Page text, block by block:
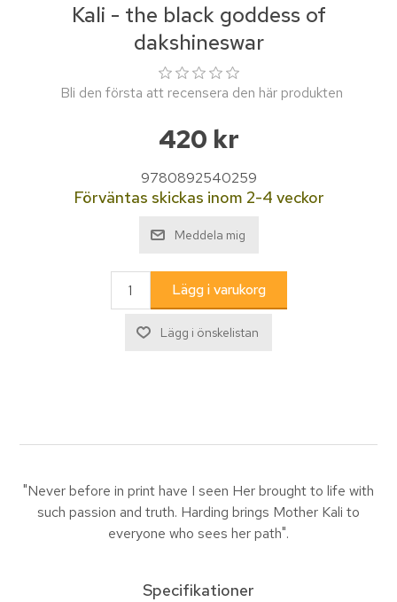
Kali - the black goddess of
dakshineswar
Bli den första att recensera den här produkten
420 kr
9780892540259
Förväntas skickas inom 2-4 veckor
"Never before in print have I seen Her brought to life with
such passion and truth. Harding brings Mother Kali to
everyone who sees her path".
Specifikationer